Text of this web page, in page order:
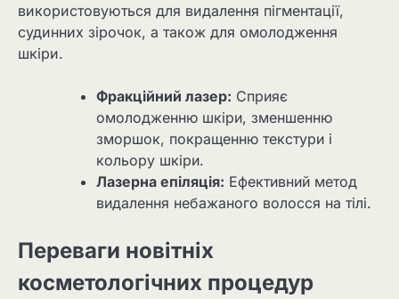
використовуються для видалення пігментації,
судинних зірочок, а також для омолодження
шкіри.
Фракційний лазер: Сприяє
омолодженню шкіри, зменшенню
зморшок, покращенню текстури і
кольору шкіри.
Лазерна епіляція: Ефективний метод
видалення небажаного волосся на тілі.
Переваги новітніх
косметологічних процедур